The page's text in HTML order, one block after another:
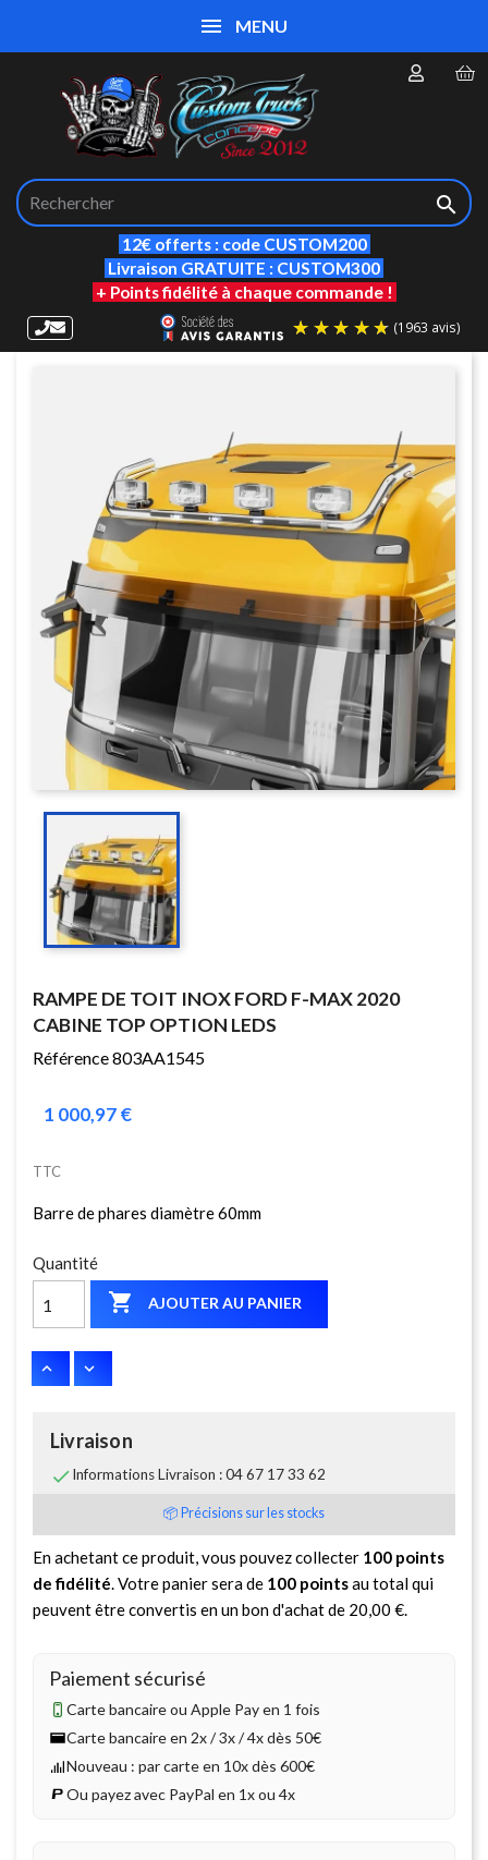

12€ offerts : code CUSTOM200
Livraison GRATUITE : CUSTOM300
+ Points fidélité à chaque commande !
MENU
RAMPE DE TOIT INOX FORD F-MAX 2020
CABINE TOP OPTION LEDS
Référence 803AA1545
1 000,97 €
TTC
Barre de phares diamètre 60mm
Quantité
 AJOUTER AU PANIER
Livraison
Informations Livraison : 04 67 17 33 62
📦 Précisions sur les stocks
En achetant ce produit, vous pouvez collecter 100 points
de fidélité. Votre panier sera de 100 pointsau total qui
peuvent être convertis en un bon d'achat de 20,00 €.
Paiement sécurisé
Carte bancaire ou Apple Pay en 1 fois
Carte bancaire en 2x / 3x / 4x dès 50€
Nouveau : par carte en 10x dès 600€
Ou payez avec PayPal en 1x ou 4x